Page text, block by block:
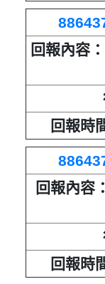
回報
匿名
回報
回報時
匿名：
回
回報時
回報內容
回報時
回報內容
回報時